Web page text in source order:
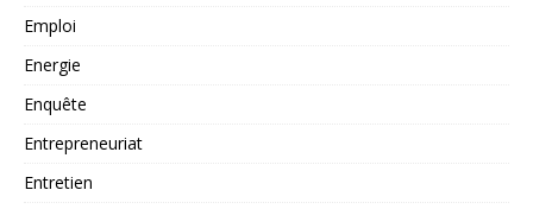
Emploi
Energie
Enquête
Entrepreneuriat
Entretien